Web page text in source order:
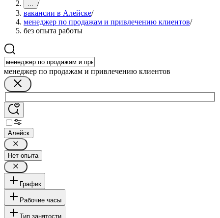
... /
вакансии в Алейске/
менеджер по продажам и привлечению клиентов/
без опыта работы
менеджер по продажам и привлечению клиентов
Алейск
Нет опыта
График
Рабочие часы
Тип занятости